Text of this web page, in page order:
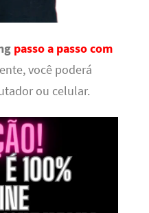
passo a passo com
você poderá
ou celular.